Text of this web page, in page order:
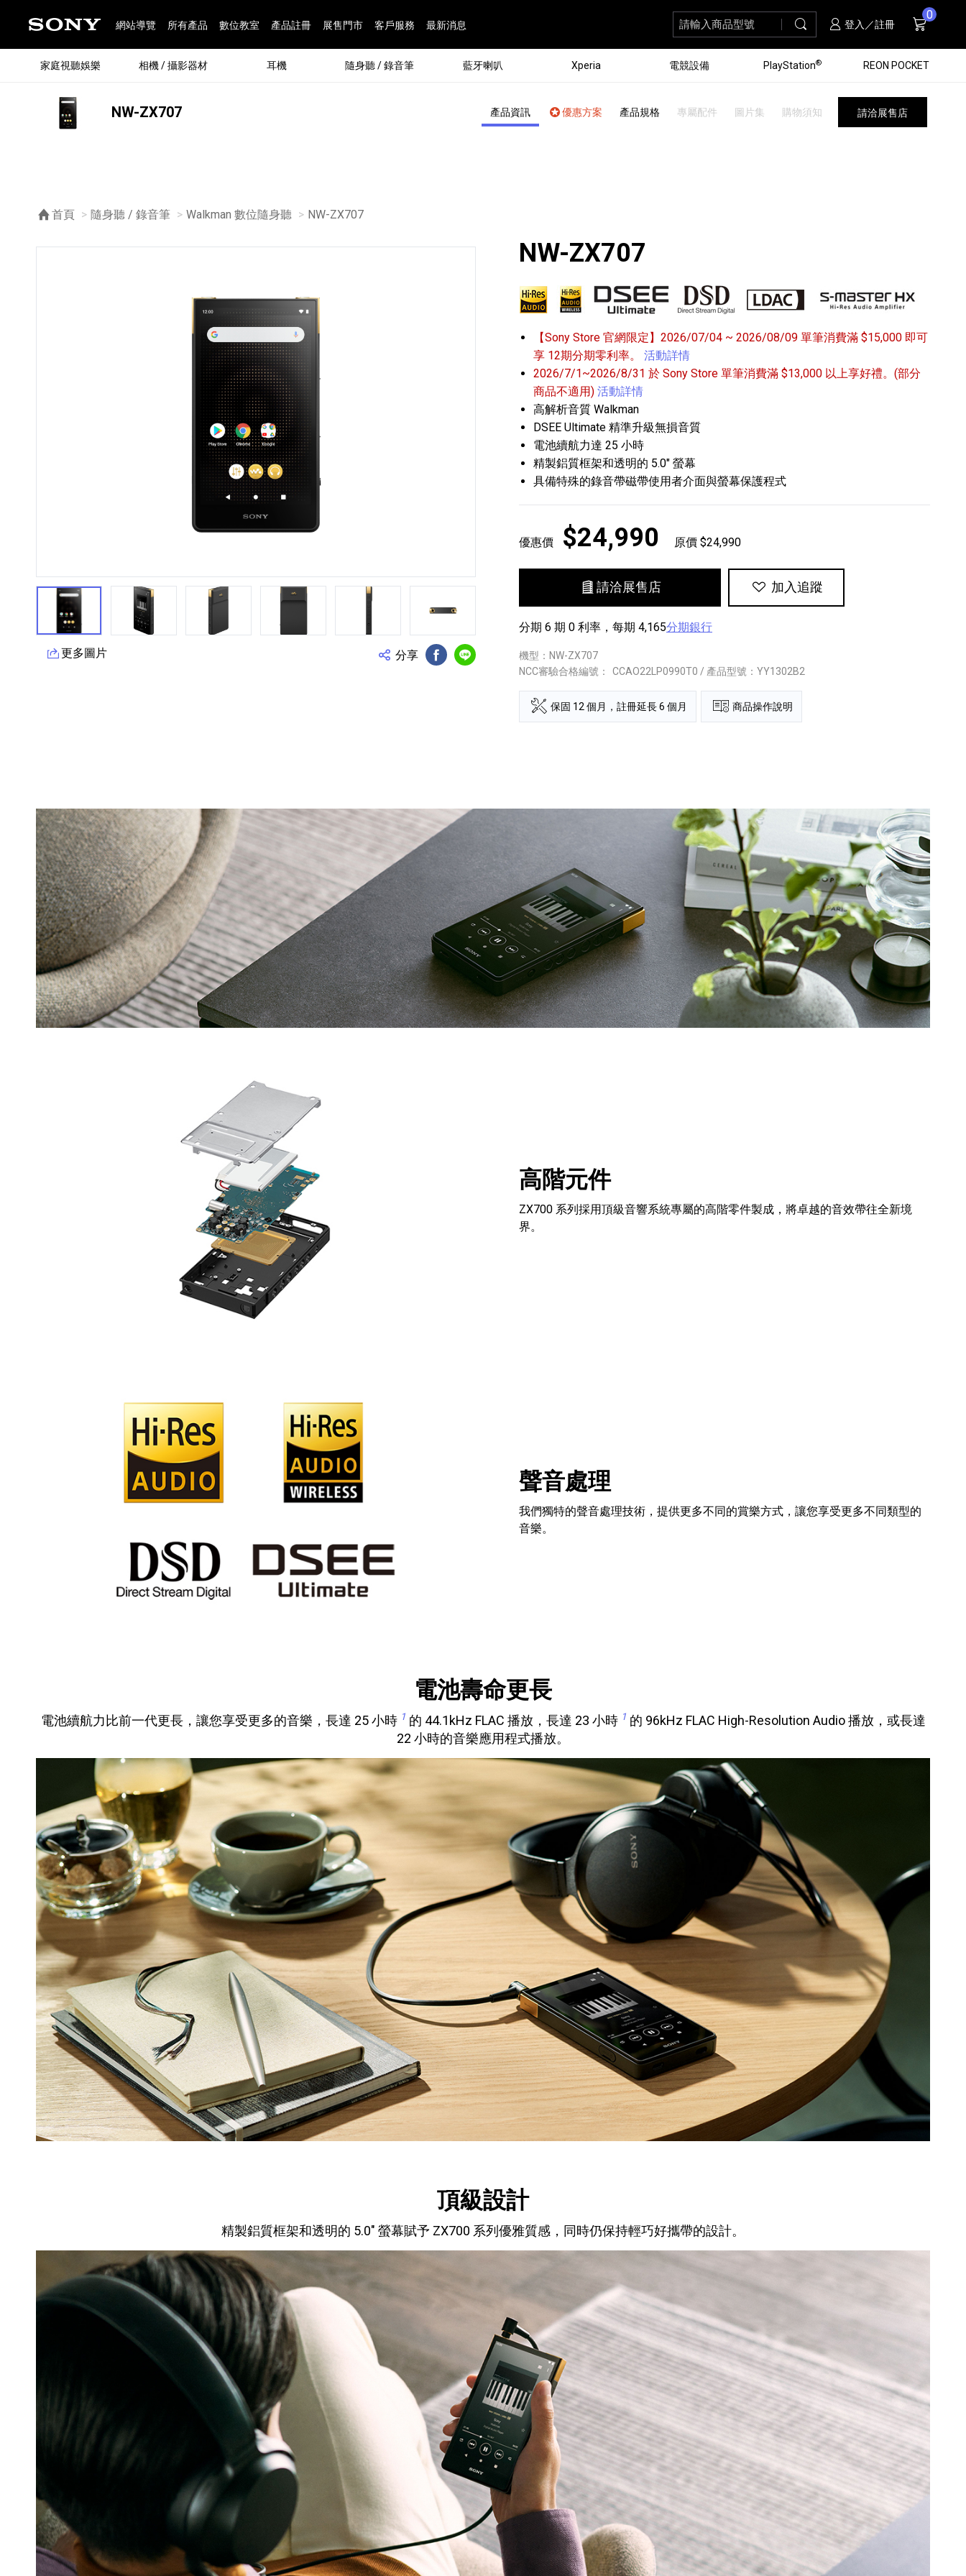
網站導覽 所有產品 數位教室 產品註冊 展售門市 客戶服務 最新消息 請輸入商品型號 搜尋 登入／註冊 購物車
0
項商品
家庭視聽娛樂
67個產品 家庭劇院 BRAVIA 專屬配件 9個產品 黑膠唱盤 3個產品
11個產品 藍光播放器
相機 / 攝影器材
49個產品 α 專屬鏡頭 α 專屬配件 143個產品 ZV 數位相機 16個產品
64個產品 相機麥克風 / 收錄音組 數位攝影機 / 配件 33個產品
耳機
46個產品 耳機配件
隨身聽 / 錄音筆
12個產品 Walkman 專屬配件 錄音筆 / 配件 7個產品
藍牙喇叭
19個產品
Xperia
6個產品 Xperia 專用配件
電競設備
3個產品 INZONE 電競耳機 INZONE 電競周邊 7個產品
PlayStation®
主機 / 配件 37個產品 PlayStation
REON POCKET
REON POCKET / 配件 6個產品
NW-ZX707 產品資訊 優惠方案 產品規格 專屬配件 圖片集 購物須知 請洽展售店
首頁 隨身聽 / 錄音筆 Walkman 數位隨身聽 目前頁面：
NW-ZX707
第1張 第2張 第3張 第4張
更多圖片 分享
FB分享Line分享
NW-ZX707
【Sony Store 官網限定】2026/07/04 ~ 2026/08/09 單筆消費滿 $15,000 即可
享 12期分期零利率。
活動詳情
2026/7/1~2026/8/31 於 Sony Store 單筆消費滿 $13,000 以上享好禮。(部分
商品不適用) 活動詳情
高解析音質 Walkman
DSEE Ultimate 精準升級無損音質
電池續航力達 25 小時
精製鋁質框架和透明的 5.0" 螢幕
具備特殊的錄音帶磁帶使用者介面與螢幕保護程式
優惠價 $24,990 原價 $24,990
請洽展售店 加入追蹤
分期 6 期 0 利率，每期 4,165分期銀行
機型：NW-ZX707
NCC審驗合格編號：
CCAO22LP0990T0 / 產品型號：YY1302B2
保固 12 個月，註冊延長 6 個月 商品操作說明
高階元件
ZX700 系列採用頂級音響系統專屬的高階零件製成，將卓越的音效帶往全新境
界。
聲音處理
我們獨特的聲音處理技術，提供更多不同的賞樂方式，讓您享受更多不同類型的
音樂。
電池壽命更長
電池續航力比前一代更長，讓您享受更多的音樂，長達 25 小時 1 的 44.1kHz FLAC 播放，長達 23 小時 1 的 96kHz FLAC High-Resolution Audio 播放，或長達
22 小時的音樂應用程式播放。
頂級設計
精製鋁質框架和透明的 5.0" 螢幕賦予 ZX700 系列優雅質感，同時仍保持輕巧好攜帶的設計。